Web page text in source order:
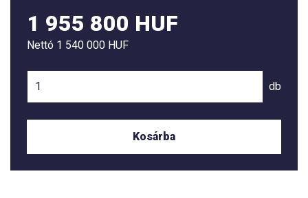
1 955 800 HUF
Nettó 1 540 000 HUF
db
Kosárba